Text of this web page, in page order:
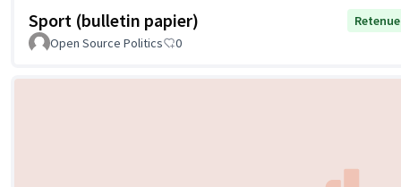
Sport (bulletin papier)
Retenue
Open Source Politics
0